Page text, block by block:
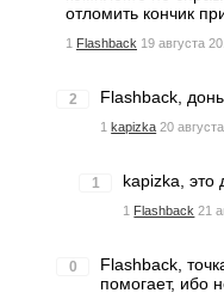
отломить кончик
1 Flashback 19 августа
2 Flashback,
1 kapizka 20
1 kapizka,
1 Flashback 21
0
Flashback,
помогает, ибо